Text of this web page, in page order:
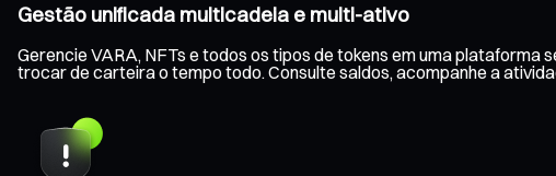
Gestão unificada multicadeia e multi-ativo
Gerencie VARA, NFTs e todos os tipos de tokens em uma plataforma
trocar de carteira o tempo todo. Consulte saldos, acompanhe a